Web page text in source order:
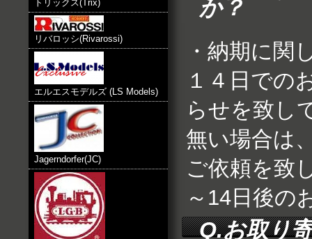
トリックス(Trix)
リバロッシ(Rivarossi)
エルエスモデルズ (LS Models)
Jagerndorfer(JC)
か？
・納期に関
１４日での
らせを致し
無い場合は
ご依頼を致
～14日後の
Q.お取り